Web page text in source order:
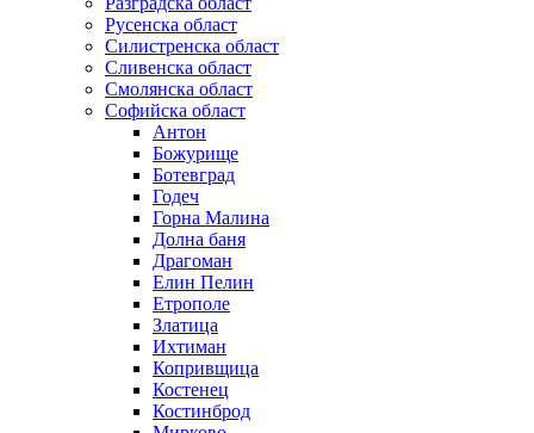
Русенска област
Силистренска област
Сливенска област
Смолянска област
Софийска област
Антон
Божурище
Ботевград
Годеч
Горна Малина
Долна баня
Драгоман
Елин Пелин
Етрополе
Златица
Ихтиман
Копривщица
Костенец
Костинброд